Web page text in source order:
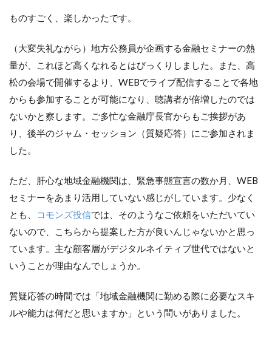
ものすごく、楽しかったです。
（大変失礼ながら）地方公務員が企画する金融セミナーの熱
量が、これほど高くなれるとはびっくりしました。また、高
松の会場で開催するより、WEBでライブ配信することで各地
からも参加することが可能になり、聴講者が倍増したのでは
ないかと察します。ご多忙な金融庁長官からもご挨拶があ
り、後半のジャム・セッション（質疑応答）にご参加されま
した。
ただ、肝心な地域金融機関は、緊急事態宣言の数か月、WEB
セミナーをあまり活用していない感じがしています。少なく
とも、
コモンズ投信では、そのようなご依頼をいただいてい
ないので、こちらから提案した方が良いんじゃないかと思っ
ています。主な顧客層がデジタルネイティブ世代ではないと
いうことが理由なんでしょうか。
質疑応答の時間では「地域金融機関に勤める際に必要なスキ
ルや能力は何だと思いますか」という問いがありました。